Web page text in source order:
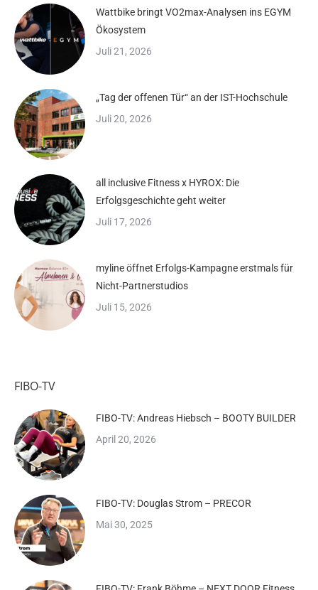
Wattbike bringt VO2max-Analysen ins EGYM
Ökosystem
Juli 21, 2026
„Tag der offenen Tür“ an der IST-Hochschule
Juli 20, 2026
all inclusive Fitness x HYROX: Die
Erfolgsgeschichte geht weiter
Juli 17, 2026
myline öffnet Erfolgs-Kampagne erstmals für
Nicht-Partnerstudios
Juli 15, 2026
FIBO-TV
FIBO-TV: Andreas Hiebsch – BOOTY BUILDER
April 20, 2026
FIBO-TV: Douglas Strom – PRECOR
Mai 30, 2025